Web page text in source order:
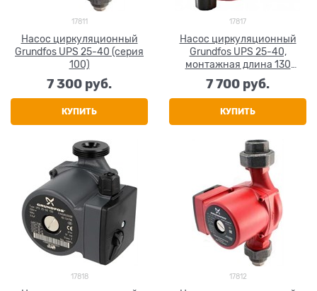
17811
Насос циркуляционный
Grundfos UPS 25-40 (серия
100)
7 300 руб.
КУПИТЬ
17817
Насос циркуляционный
Grundfos UPS 25-40,
монтажная длина 130
(серия 100)
7 700 руб.
КУПИТЬ
17818 17812